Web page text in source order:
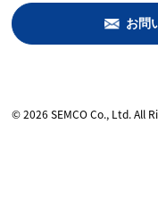
お問
© 2026 SEMCO Co., Ltd. All